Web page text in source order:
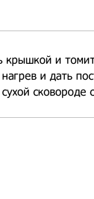
крышкой и
и дать
сковороде